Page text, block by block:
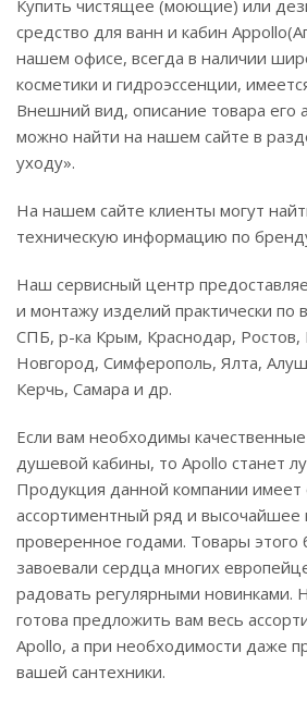
Купить чистящее (моющие) или
средство для ванн и кабин
нашем офисе, всегда в наличии
косметики и гидроэссенции,
Внешний вид, описание товара его
можно найти на нашем сайте в
уходу».
На нашем сайте клиенты могут
техническую информацию по
Наш сервисный центр
и монтажу изделий практически по
СПБ, р-ка Крым, Краснодар, Ростов,
Новгород, Симферополь, Ялта,
Керчь, Самара и др.
Если вам необходимы качественные
душевой кабины, то Apollo станет
Продукция данной компании имеет
ассортиментный ряд и высочайшее
проверенное годами. Товары
завоевали сердца многих
радовать регулярными новинками.
готова предложить вам весь
Apollo, а при необходимости даже
вашей сантехники.